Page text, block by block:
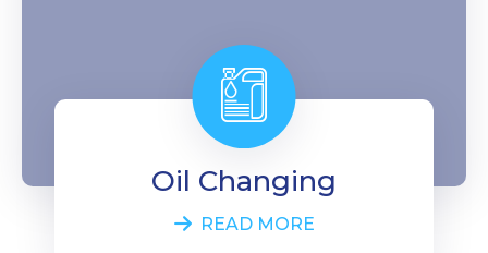
Oil Changing
READ MORE